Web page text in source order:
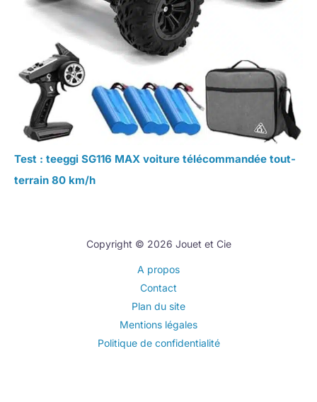
Test : teeggi SG116 MAX voiture télécommandée tout-
terrain 80 km/h
Copyright © 2026 Jouet et Cie
A propos
Contact
Plan du site
Mentions légales
Politique de confidentialité